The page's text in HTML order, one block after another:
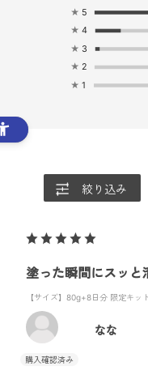
★ 5
★ 4
★ 3
★ 2
★ 1
絞り込み
塗った瞬間にスッと
【サイズ】80g+8日分 限定キット
なな